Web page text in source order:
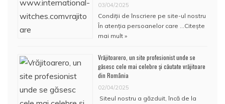
03/04/2025
Condiţii de înscriere pe site-ul nostru
În atenţia persoanelor care … Citește
mai mult »
Vrăjitoarero, un site profesionist unde se
găsesc cele mai celebre și căutate vrăjitoare
din România
02/04/2025
Siteul nostru a găzduit, încă de la